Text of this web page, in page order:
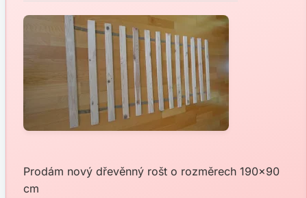
Prodám nový dřevěnný rošt o rozměrech 190x90
cm